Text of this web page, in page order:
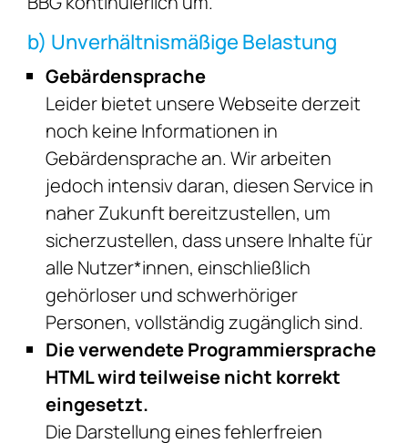
b) Unverhältnismäßige Belastung
Gebärdensprache
Leider bietet unsere Webseite derzeit
noch keine Informationen in
Gebärdensprache an. Wir arbeiten
jedoch intensiv daran, diesen Service in
naher Zukunft bereitzustellen, um
sicherzustellen, dass unsere Inhalte für
alle Nutzer*innen, einschließlich
gehörloser und schwerhöriger
Personen, vollständig zugänglich sind.
Die verwendete Programmiersprache
HTML wird teilweise nicht korrekt
eingesetzt.
Die Darstellung eines fehlerfreien